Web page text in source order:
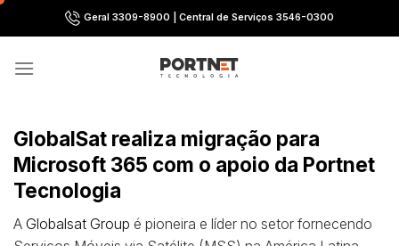
Skip
to
Geral 3309-8900 | Central de Serviços 3546-0300
GlobalSat realiza migração para
Microsoft 365 com o apoio da Portnet
Tecnologia
A Globalsat Group é pioneira e líder no setor fornecendo